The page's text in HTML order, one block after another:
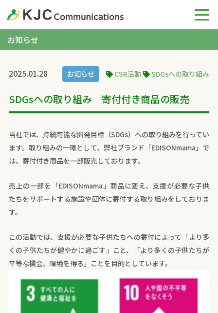
お知らせ
2025.01.28 お知らせ CSR活動 SDGsへの取り組み
SDGsへの取り組み 寄付付き商品の販売
当社では、持続可能な開発目標（SDGs）への取り組みを行ってい
ます。取り組みの一環として、弊社ブランド「EDISONmama」で
は、寄付付き商品を一部販売しております。​
売上の一部を「EDISONmama」商品に変え、支援が必要な子供
たちをサポートする施設や団体に寄付する取り組みをしておりま
す。​
この活動では、支援が必要な子供たちへの寄付によって「より多
くの子供たちが健やかに過ごす」こと、「より多くの子供たちが
平等な機会、環境を得る」ことを目的としています。​